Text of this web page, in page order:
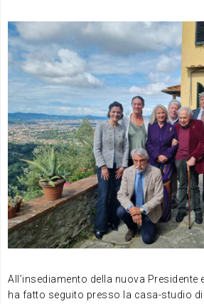
All’insediamento della nuova Presidente
ha fatto seguito presso la casa-studio